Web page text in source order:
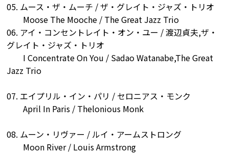
05. ムース・ザ・ムーチ / ザ・グレイト・ジャズ・トリオ
Moose The Mooche / The Great Jazz Trio
06. アイ・コンセントレイト・オン・ユー / 渡辺貞夫,ザ・
グレイト・ジャズ・トリオ
I Concentrate On You / Sadao Watanabe,The Great
Jazz Trio
07. エイプリル・イン・パリ / セロニアス・モンク
April In Paris / Thelonious Monk
08. ムーン・リヴァー / ルイ・アームストロング
Moon River / Louis Armstrong